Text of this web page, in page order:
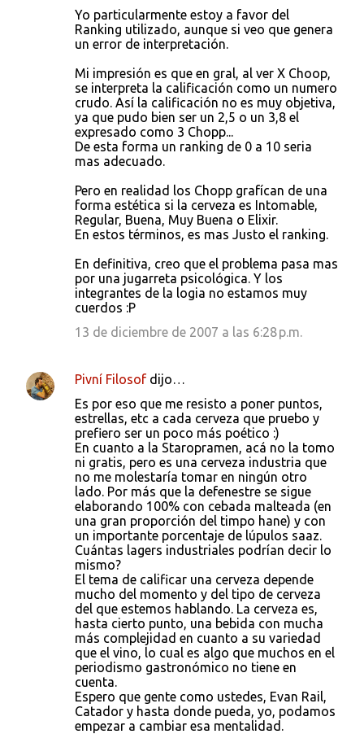
Yo particularmente estoy a favor del
Ranking utilizado, aunque si veo que genera
un error de interpretación.
Mi impresión es que en gral, al ver X Choop,
se interpreta la calificación como un numero
crudo. Así la calificación no es muy objetiva,
ya que pudo bien ser un 2,5 o un 3,8 el
expresado como 3 Chopp...
De esta forma un ranking de 0 a 10 seria
mas adecuado.
Pero en realidad los Chopp grafícan de una
forma estética si la cerveza es Intomable,
Regular, Buena, Muy Buena o Elixir.
En estos términos, es mas Justo el ranking.
En definitiva, creo que el problema pasa mas
por una jugarreta psicológica. Y los
integrantes de la logia no estamos muy
cuerdos :P
13 de diciembre de 2007 a las 6:28 p.m.
Pivní Filosof dijo…
Es por eso que me resisto a poner puntos,
estrellas, etc a cada cerveza que pruebo y
prefiero ser un poco más poético :)
En cuanto a la Staropramen, acá no la tomo
ni gratis, pero es una cerveza industria que
no me molestaría tomar en ningún otro
lado. Por más que la defenestre se sigue
elaborando 100% con cebada malteada (en
una gran proporción del timpo hane) y con
un importante porcentaje de lúpulos saaz.
Cuántas lagers industriales podrían decir lo
mismo?
El tema de calificar una cerveza depende
mucho del momento y del tipo de cerveza
del que estemos hablando. La cerveza es,
hasta cierto punto, una bebida con mucha
más complejidad en cuanto a su variedad
que el vino, lo cual es algo que muchos en el
periodismo gastronómico no tiene en
cuenta.
Espero que gente como ustedes, Evan Rail,
Catador y hasta donde pueda, yo, podamos
empezar a cambiar esa mentalidad.